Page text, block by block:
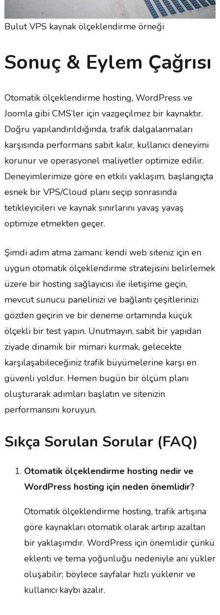
Bulut VPS kaynak ölçeklendirme örneği
Sonuç & Eylem Çağrısı
Otomatik ölçeklendirme hosting, WordPress ve
Joomla gibi CMS’ler için vazgeçilmez bir kaynaktır.
Doğru yapılandırıldığında, trafik dalgalanmaları
karşısında performans sabit kalır, kullanıcı deneyimi
korunur ve operasyonel maliyetler optimize edilir.
Deneyimlerimize göre en etkili yaklaşım, başlangıçta
esnek bir VPS/Cloud planı seçip sonrasında
tetikleyicileri ve kaynak sınırlarını yavaş yavaş
optimize etmekten geçer.
Şimdi adım atma zamanı: kendi web siteniz için en
uygun otomatik ölçeklendirme stratejisini belirlemek
üzere bir hosting sağlayıcısı ile iletişime geçin,
mevcut sunucu panelinizi ve bağlantı çeşitlerinizi
gözden geçirin ve bir deneme ortamında küçük
ölçekli bir test yapın. Unutmayın, sabit bir yapıdan
ziyade dinamik bir mimari kurmak, gelecekte
karşılaşabileceğiniz trafik büyümelerine karşı en
güvenli yoldur. Hemen bugün bir ölçüm planı
oluşturarak adımları başlatın ve sitenizin
performansını koruyun.
Sıkça Sorulan Sorular (FAQ)
Otomatik ölçeklendirme hosting nedir ve
WordPress hosting için neden önemlidir?
Otomatik ölçeklendirme hosting, trafik artışına
göre kaynakları otomatik olarak artırıp azaltan
bir yaklaşımdır. WordPress için önemlidir çünkü
eklenti ve tema yoğunluğu nedeniyle ani yükler
oluşabilir; böylece sayfalar hızlı yüklenir ve
kullanıcı kaybı azalır.